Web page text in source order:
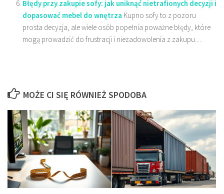
Błędy przy zakupie sofy: jak uniknąć nietrafionych decyzji i
dopasować mebel do wnętrza Kupno sofy to z pozoru
prosta decyzja, ale wiele osób popełnia poważne błędy, które
mogą prowadzić do frustracji i niezadowolenia z zakupu....
MOŻE CI SIĘ RÓWNIEŻ SPODOBA